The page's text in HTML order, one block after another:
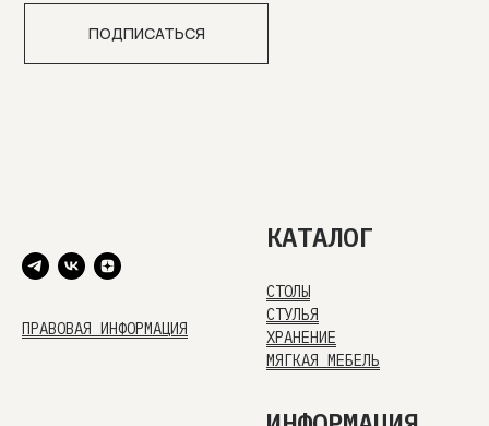
ПРАВОВАЯ ИНФОРМАЦИЯ
КАТАЛОГ
СТОЛЫ
СТУЛЬЯ
ХРАНЕНИЕ
МЯГКАЯ МЕБЕЛЬ